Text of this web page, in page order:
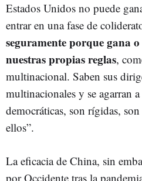
Estados Unidos no puede
entrar en una fase de
seguramente porque gana
nuestras propias reglas,
multinacional. Saben sus
multinacionales y se agarran
democráticas, son rígidas,
ellos”.
La eficacia de China, sin
por Occidente tras la